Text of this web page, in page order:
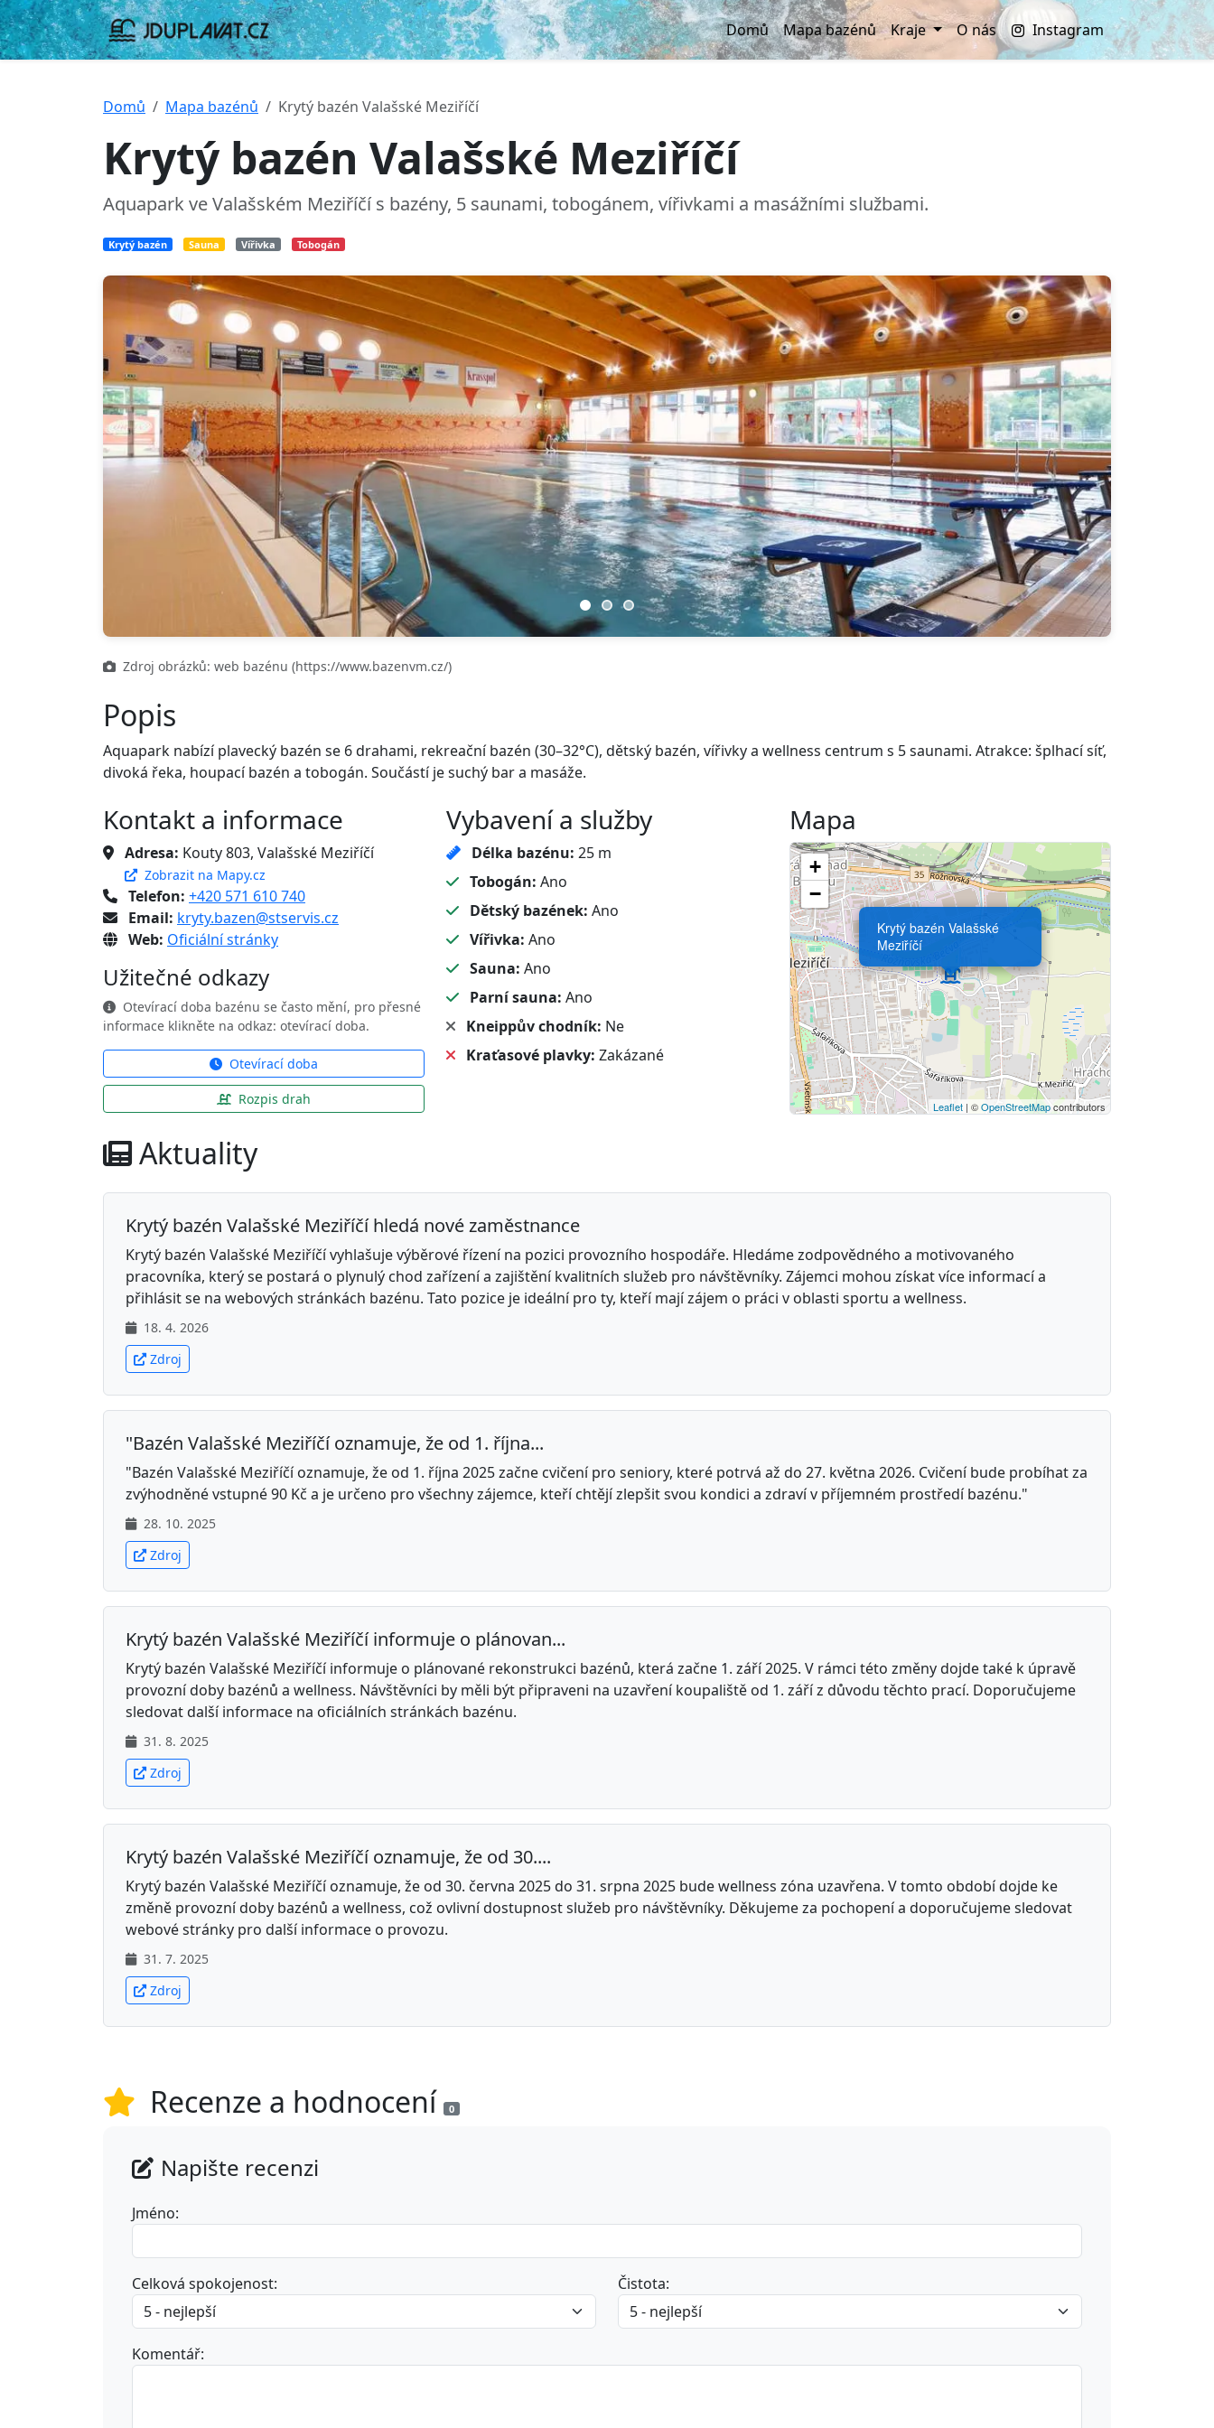
Domů Mapa bazénů Kraje O nás Instagram
Domů Mapa bazénů Krytý bazén Valašské Meziříčí
Krytý bazén Valašské Meziříčí
Aquapark ve Valašském Meziříčí s bazény, 5 saunami, tobogánem, vířivkami a masážními službami.
Krytý bazén Sauna Vířivka Tobogán
Zdroj obrázků: web bazénu (https://www.bazenvm.cz/)
Popis
Aquapark nabízí plavecký bazén se 6 drahami, rekreační bazén (30–32°C), dětský bazén, vířivky a wellness centrum s 5 saunami. Atrakce: šplhací síť,
divoká řeka, houpací bazén a tobogán. Součástí je suchý bar a masáže.
Kontakt a informace
Adresa: Kouty 803, Valašské Meziříčí
Zobrazit na Mapy.cz
Telefon: +420 571 610 740
Email: kryty.bazen@stservis.cz
Web: Oficiální stránky
Užitečné odkazy
Otevírací doba bazénu se často mění, pro přesné
informace klikněte na odkaz: otevírací doba.
Otevírací doba
Rozpis drah
Vybavení a služby
Délka bazénu: 25 m
Tobogán: Ano
Dětský bazének: Ano
Vířivka: Ano
Sauna: Ano
Parní sauna: Ano
Kneippův chodník: Ne
Kraťasové plavky: Zakázané
Mapa
Krytý bazén Valašské
Meziříčí
+
−
Leaflet | ©OpenStreetMapcontributors
Aktuality
Krytý bazén Valašské Meziříčí hledá nové zaměstnance
Krytý bazén Valašské Meziříčí vyhlašuje výběrové řízení na pozici provozního hospodáře. Hledáme zodpovědného a motivovaného
pracovníka, který se postará o plynulý chod zařízení a zajištění kvalitních služeb pro návštěvníky. Zájemci mohou získat více informací a
přihlásit se na webových stránkách bazénu. Tato pozice je ideální pro ty, kteří mají zájem o práci v oblasti sportu a wellness.
18. 4. 2026
Zdroj
"Bazén Valašské Meziříčí oznamuje, že od 1. října...
"Bazén Valašské Meziříčí oznamuje, že od 1. října 2025 začne cvičení pro seniory, které potrvá až do 27. května 2026. Cvičení bude probíhat za
zvýhodněné vstupné 90 Kč a je určeno pro všechny zájemce, kteří chtějí zlepšit svou kondici a zdraví v příjemném prostředí bazénu."
28. 10. 2025
Zdroj
Krytý bazén Valašské Meziříčí informuje o plánovan...
Krytý bazén Valašské Meziříčí informuje o plánované rekonstrukci bazénů, která začne 1. září 2025. V rámci této změny dojde také k úpravě
provozní doby bazénů a wellness. Návštěvníci by měli být připraveni na uzavření koupaliště od 1. září z důvodu těchto prací. Doporučujeme
sledovat další informace na oficiálních stránkách bazénu.
31. 8. 2025
Zdroj
Krytý bazén Valašské Meziříčí oznamuje, že od 30....
Krytý bazén Valašské Meziříčí oznamuje, že od 30. června 2025 do 31. srpna 2025 bude wellness zóna uzavřena. V tomto období dojde ke
změně provozní doby bazénů a wellness, což ovlivní dostupnost služeb pro návštěvníky. Děkujeme za pochopení a doporučujeme sledovat
webové stránky pro další informace o provozu.
31. 7. 2025
Zdroj
Recenze a hodnocení 0
Napište recenzi
Jméno:
Celková spokojenost: Čistota:
Komentář: